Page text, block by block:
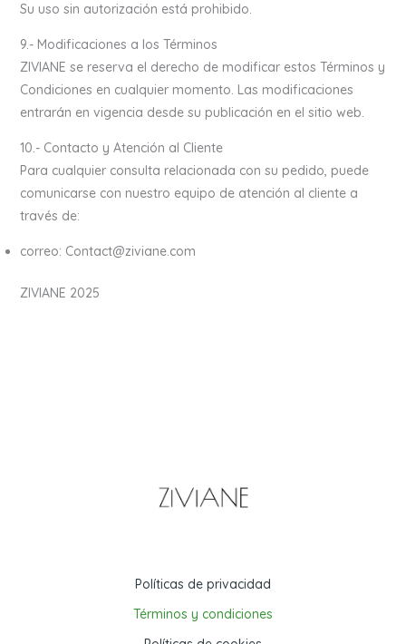
Su uso sin autorización está prohibido.
9.- Modificaciones a los Términos
ZIVIANE se reserva el derecho de modificar estos Términos y
Condiciones en cualquier momento. Las modificaciones
entrarán en vigencia desde su publicación en el sitio web.
10.- Contacto y Atención al Cliente
Para cualquier consulta relacionada con su pedido, puede
comunicarse con nuestro equipo de atención al cliente a
través de:
correo: Contact@ziviane.com
ZIVIANE 2025
Políticas de privacidad
Términos y condiciones